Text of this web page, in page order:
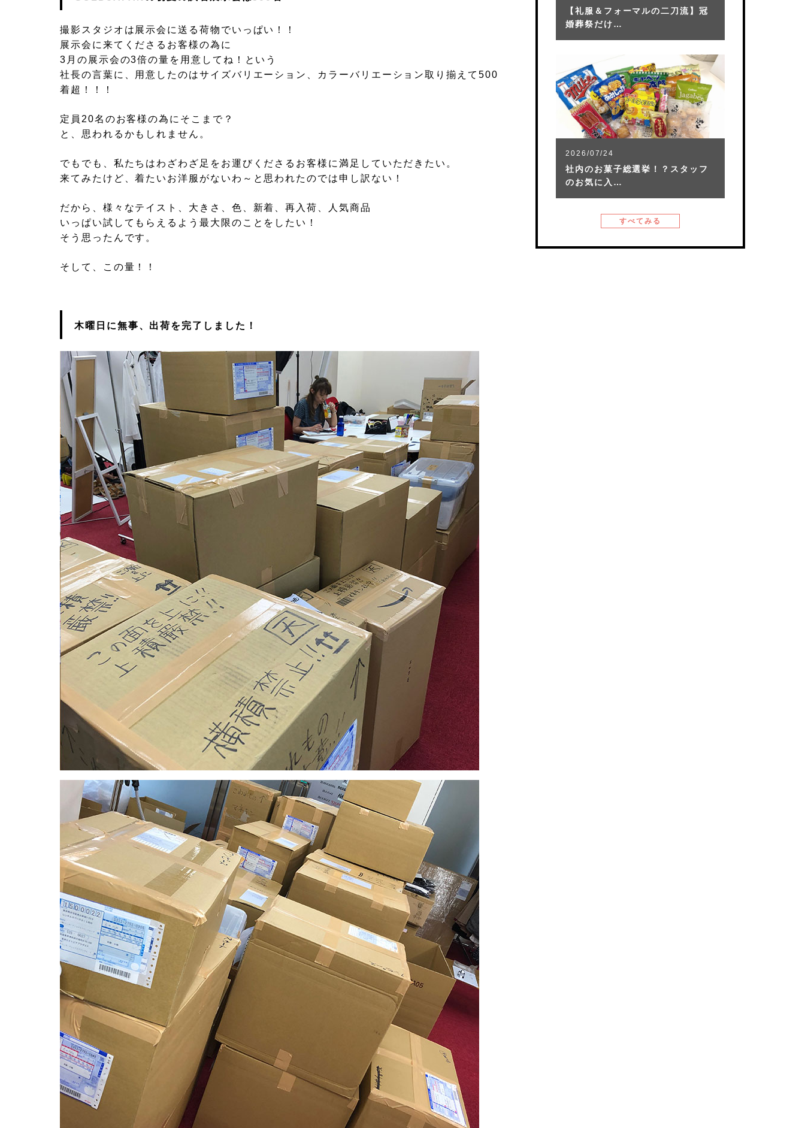
撮影スタジオは展示会に送る荷物でいっぱい！！
展示会に来てくださるお客様の為に
3月の展示会の3倍の量を用意してね！という
社長の言葉に、用意したのはサイズバリエーション、カラーバリエーション取り揃えて500
着超！！！
定員20名のお客様の為にそこまで？
と、思われるかもしれません。
でもでも、私たちはわざわざ足をお運びくださるお客様に満足していただきたい。
来てみたけど、着たいお洋服がないわ～と思われたのでは申し訳ない！
だから、様々なテイスト、大きさ、色、新着、再入荷、人気商品
いっぱい試してもらえるよう最大限のことをしたい！
そう思ったんです。
そして、この量！！
木曜日に無事、出荷を完了しました！
【礼服＆フォーマルの二刀流】冠
婚葬祭だけ…
2026/07/24
社内のお菓子総選挙！？スタッフ
のお気に入…
すべてみる